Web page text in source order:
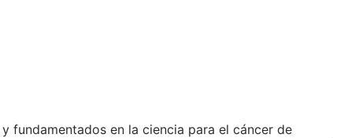
fundamentados en la ciencia para el cáncer de